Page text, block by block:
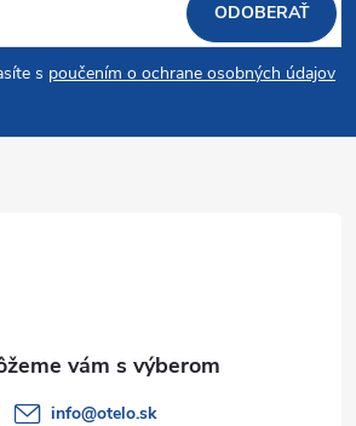
s poučením o ochrane osobných údajov
ODOBERAŤ
info@otelo.sk